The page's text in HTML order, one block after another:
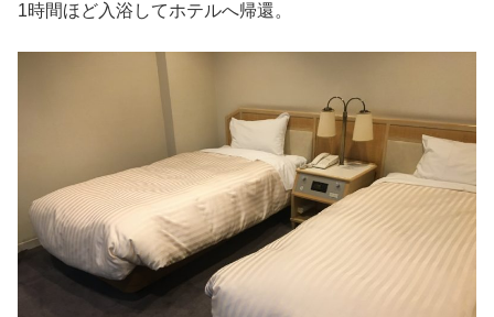
1時間ほど入浴してホテルへ帰還。